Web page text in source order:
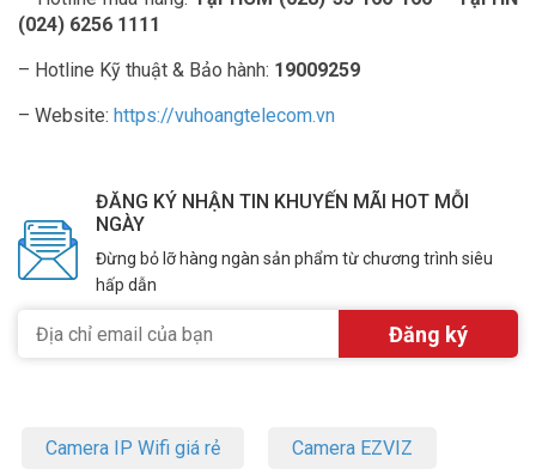
(024) 6256 1111
– Hotline Kỹ thuật & Bảo hành: 19009259
– Website: https://vuhoangtelecom.vn
ĐĂNG KÝ NHẬN TIN KHUYẾN MÃI HOT MỖI
NGÀY
Đừng bỏ lỡ hàng ngàn sản phẩm từ chương trình siêu
hấp dẫn
Camera IP Wifi giá rẻ Camera EZVIZ